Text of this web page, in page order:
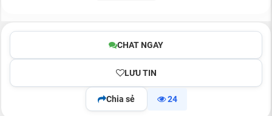
CHAT NGAY
LƯU TIN
Chia sẻ 24